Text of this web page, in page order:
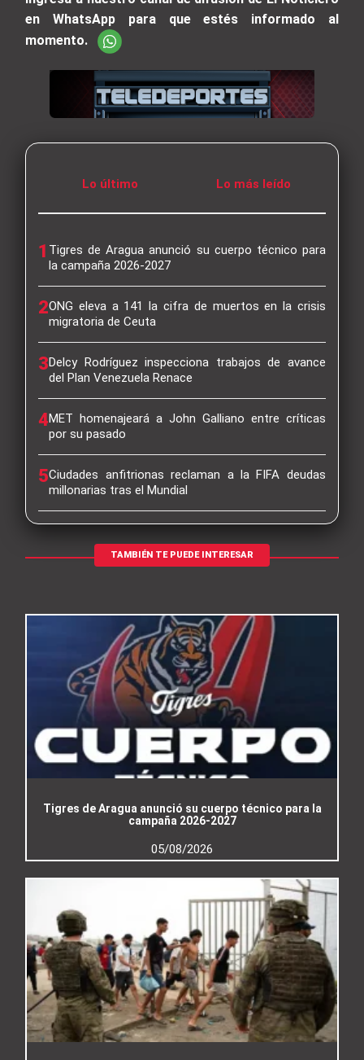
en WhatsApp para que estés informado al
momento.
Lo último Lo más leído
1 Tigres de Aragua anunció su cuerpo técnico para
la campaña 2026-2027
2ONG eleva a 141 la cifra de muertos en la crisis
migratoria de Ceuta
3Delcy Rodríguez inspecciona trabajos de avance
del Plan Venezuela Renace
4MET homenajeará a John Galliano entre críticas
por su pasado
5Ciudades anfitrionas reclaman a la FIFA deudas
millonarias tras el Mundial
TAMBIÉN TE PUEDE INTERESAR
Tigres de Aragua anunció su cuerpo técnico para la
campaña 2026-2027
05/08/2026